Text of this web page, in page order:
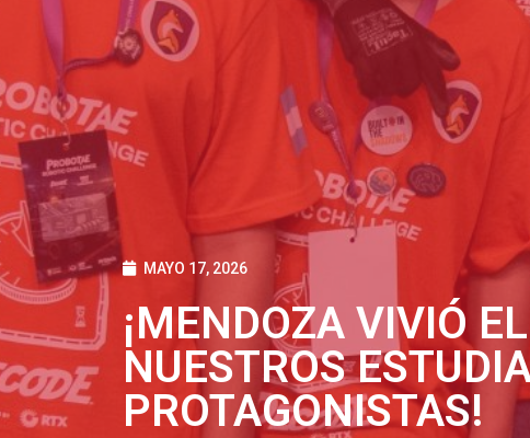
MAYO 17, 2026
¡MENDOZA VIVIÓ
NUESTROS
PROTAGONISTAS!